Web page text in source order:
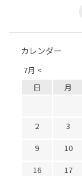
カレンダー
7月 <
日 月
2
3
9
10
16
17